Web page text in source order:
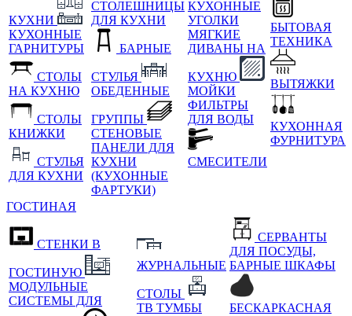
КУХНИ
КУХОННЫЕ
ГАРНИТУРЫ
СТОЛЫ
НА КУХНЮ
СТОЛЫ
КНИЖКИ
СТУЛЬЯ
ДЛЯ КУХНИ
СТОЛЕШНИЦЫ
ДЛЯ КУХНИ
БАРНЫЕ
СТУЛЬЯ
ОБЕДЕННЫЕ
ГРУППЫ
СТЕНОВЫЕ
ПАНЕЛИ ДЛЯ
КУХНИ
(КУХОННЫЕ
ФАРТУКИ)
КУХОННЫЕ
УГОЛКИ
МЯГКИЕ
ДИВАНЫ НА
КУХНЮ
МОЙКИ
ФИЛЬТРЫ
ДЛЯ ВОДЫ
СМЕСИТЕЛИ
БЫТОВАЯ
ТЕХНИКА
ВЫТЯЖКИ
КУХОННАЯ
ФУРНИТУРА
ГОСТИНАЯ
СТЕНКИ В
ГОСТИНУЮ
МОДУЛЬНЫЕ
СИСТЕМЫ ДЛЯ
ЖУРНАЛЬНЫЕ
СТОЛЫ
ТВ ТУМБЫ
СЕРВАНТЫ
ДЛЯ ПОСУДЫ,
БАРНЫЕ ШКАФЫ
БЕСКАРКАСНАЯ